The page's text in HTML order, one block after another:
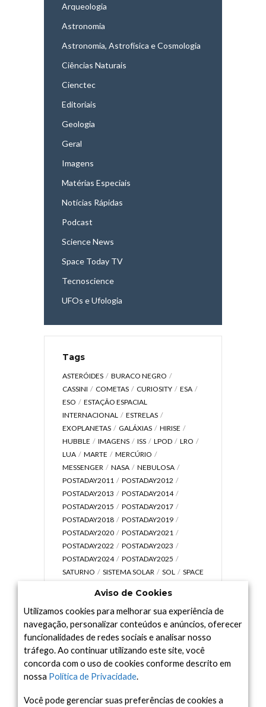
Arqueologia
Astronomia
Astronomia, Astrofísica e Cosmologia
Ciências Naturais
Cienctec
Editoriais
Geologia
Geral
Imagens
Matérias Especiais
Notícias Rápidas
Podcast
Science News
Space Today TV
Tecnoscience
UFOs e Ufologia
Tags
ASTERÓIDES
BURACO NEGRO
CASSINI
COMETAS CURIOSITY
ESA
ESO
ESTAÇÃO ESPACIAL
INTERNACIONAL
ESTRELAS
EXOPLANETAS
GALÁXIAS
HIRISE
HUBBLE
IMAGENS ISS LPOD
LRO
LUA
MARTE
MERCÚRIO
MESSENGER
NASA
NEBULOSA
POSTADAY2011
POSTADAY2012
POSTADAY2013
POSTADAY2014
POSTADAY2015
POSTADAY2017
POSTADAY2018
POSTADAY2019
POSTADAY2020
POSTADAY2021
POSTADAY2022
POSTADAY2023
POSTADAY2024
POSTADAY2025
SATURNO
SISTEMA SOLAR SOL
SPACE
UNIVERSO
VÍDEO
Arquivo
Arquivo
Aviso de Cookies
Utilizamos cookies para melhorar sua experiência de
navegação, personalizar conteúdos e anúncios, oferecer
funcionalidades de redes sociais e analisar nosso
tráfego. Ao continuar utilizando este site, você
concorda com o uso de cookies conforme descrito em
nossa Política de Privacidade.
Você pode gerenciar suas preferências de cookies a